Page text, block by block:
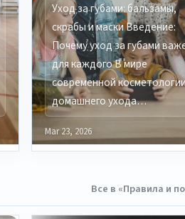
Уход за губами: бальзамы,
скрабы и маски Введение:
Почему уход за губами
для каждого В мире
современной
домашнего ухода…
Mar 23, 2026
Все в «Правила и